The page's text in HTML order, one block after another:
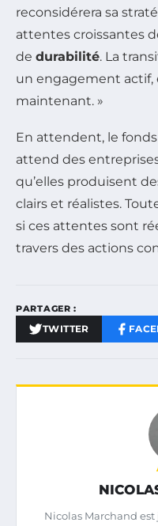
reconsidérera sa
attentes croissantes
de durabilité. La
un engagement actif,
maintenant. »
En attendent, le
attend des
qu’elles produisent
clairs et réalistes.
si ces attentes sont
travers des actions
PARTAGER :
TWITTER
Nicolas Marchand